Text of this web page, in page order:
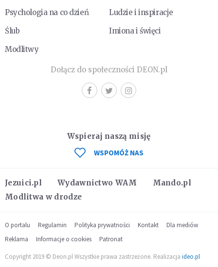
Psychologia na co dzień
Ludzie i inspiracje
Ślub
Imiona i święci
Modlitwy
Dołącz do społeczności DEON.pl
Jezuici.pl Wydawnictwo WAM
Mando.pl
Modlitwa w drodze
Wspieraj naszą misję
WSPOMÓŻ NAS
O portalu Regulamin Polityka prywatności Kontakt
Dla mediów
Reklama
Informacje o cookies Patronat
Copyright 2019 © Deon.pl Wszystkie prawa zastrzeżone. Realizacja ideo.pl